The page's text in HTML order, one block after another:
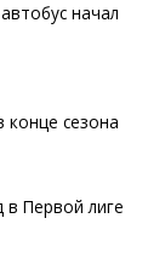
начал
сезона
Первой лиге